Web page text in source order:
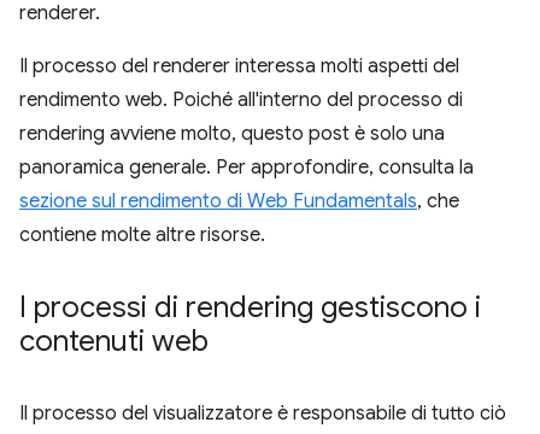
renderer.
Il processo del renderer interessa molti aspetti del
rendimento web. Poiché all'interno del processo di
rendering avviene molto, questo post è solo una
panoramica generale. Per approfondire, consulta la
sezione sul rendimento di Web Fundamentals, che
contiene molte altre risorse.
I processi di rendering gestiscono i
contenuti web
Il processo del visualizzatore è responsabile di tutto ciò